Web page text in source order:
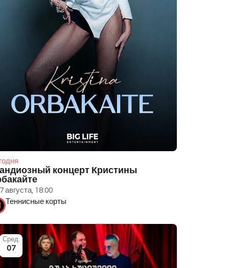
концерт Кристины
7 августа, 18:00
Теннисные корты
Сред.
07